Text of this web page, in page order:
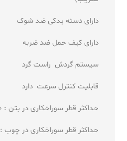
دارای دسته یدکی ضد شوک
دارای کیف حمل ضد ضربه
سیستم گردش راست گرد
قابلیت کنترل سرعت دارد
حداکثر قطر سوراخکاری در بتن : 30 میلیمتر
حداکثر قطر سوراخکاری در چوب : 40 میلیمتر